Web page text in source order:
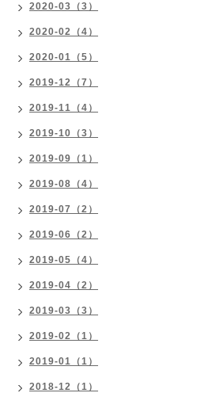
2020-03（3）
2020-02（4）
2020-01（5）
2019-12（7）
2019-11（4）
2019-10（3）
2019-09（1）
2019-08（4）
2019-07（2）
2019-06（2）
2019-05（4）
2019-04（2）
2019-03（3）
2019-02（1）
2019-01（1）
2018-12（1）